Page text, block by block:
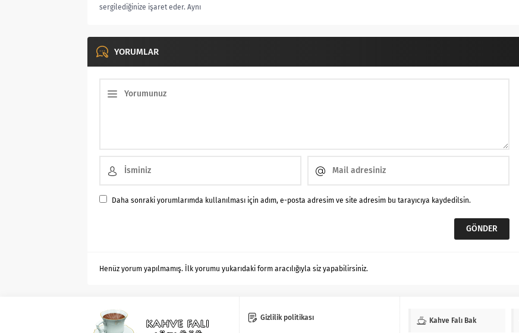
sergilediğinize işaret eder. Aynı
YORUMLAR
Daha sonraki yorumlarımda kullanılması için adım, e-posta adresim ve site adresim bu tarayıcıya kaydedilsin.
Henüz yorum yapılmamış. İlk yorumu yukarıdaki form aracılığıyla siz yapabilirsiniz.
Gizlilik politikası Kahve Falı Bak